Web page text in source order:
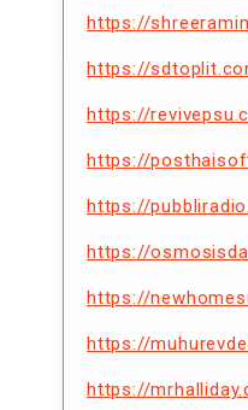
https://
https://
https://
https://
https://
https://
https://
https://
https://